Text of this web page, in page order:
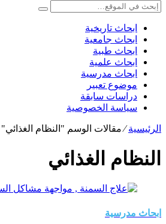
ابحاث تاريخية
ابحاث جامعية
ابحاث طبية
ابحاث علمية
ابحاث مدرسية
موضوع تعبير
دراسات سابقة
سياسة الخصوصية
الرئيسية⁄مقالات الوسم "النظام الغذائي"
النظام الغذائي
ابحاث مدرسية